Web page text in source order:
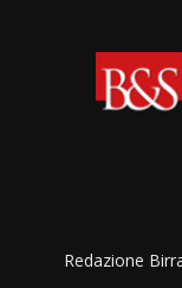
Redazione